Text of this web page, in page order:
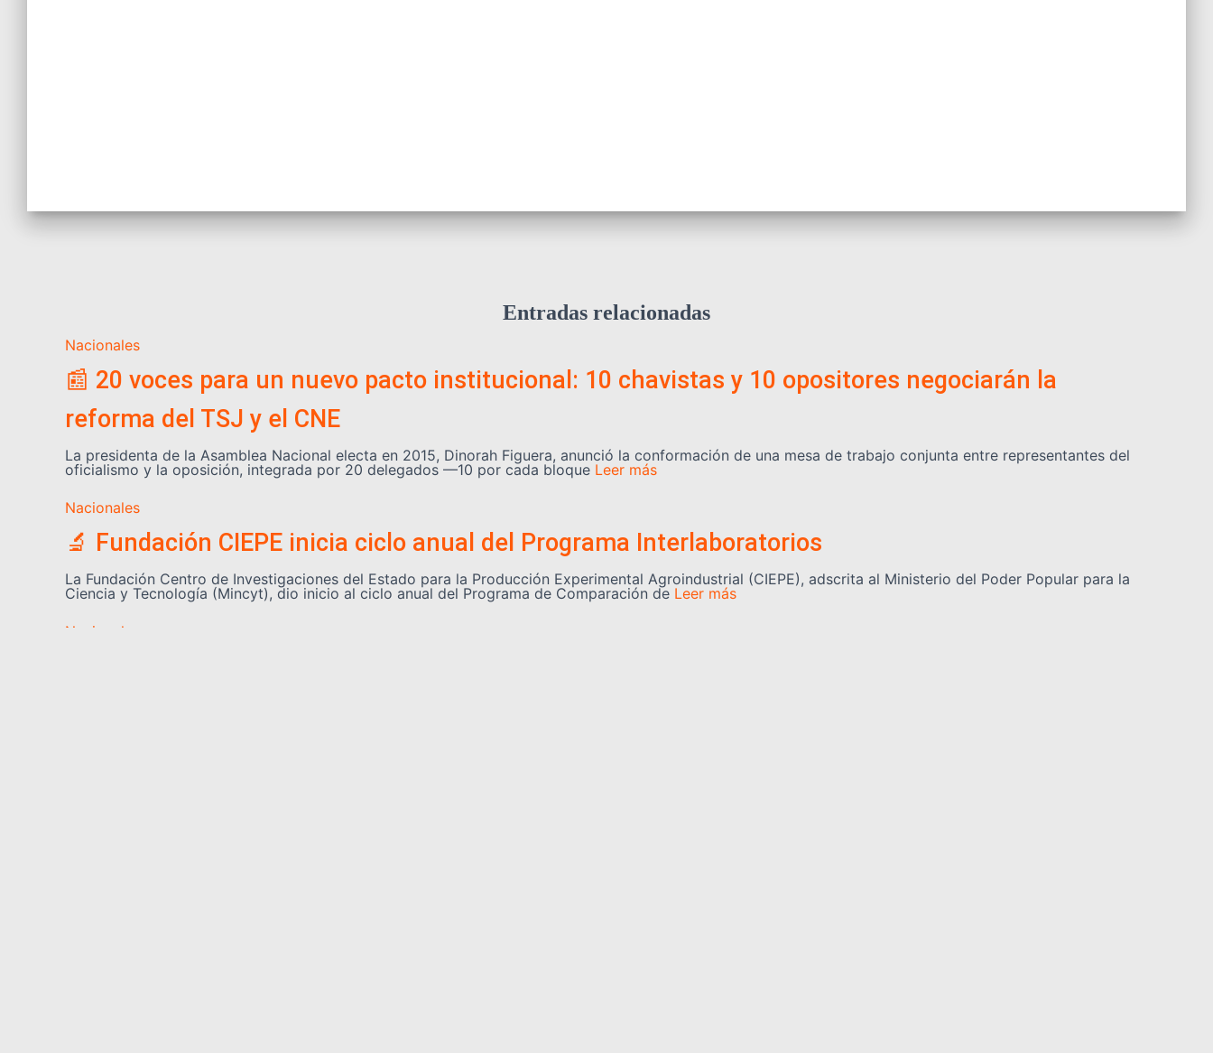
Entradas relacionadas
Nacionales
📰 20 voces para un nuevo pacto institucional: 10 chavistas y 10 opositores negociarán la
reforma del TSJ y el CNE
La presidenta de la Asamblea Nacional electa en 2015, Dinorah Figuera, anunció la conformación de una mesa de trabajo conjunta entre representantes del
oficialismo y la oposición, integrada por 20 delegados —10 por cada bloque Leer más
Nacionales
🔬 Fundación CIEPE inicia ciclo anual del Programa Interlaboratorios
La Fundación Centro de Investigaciones del Estado para la Producción Experimental Agroindustrial (CIEPE), adscrita al Ministerio del Poder Popular para la
Ciencia y Tecnología (Mincyt), dio inicio al ciclo anual del Programa de Comparación de Leer más
Nacionales